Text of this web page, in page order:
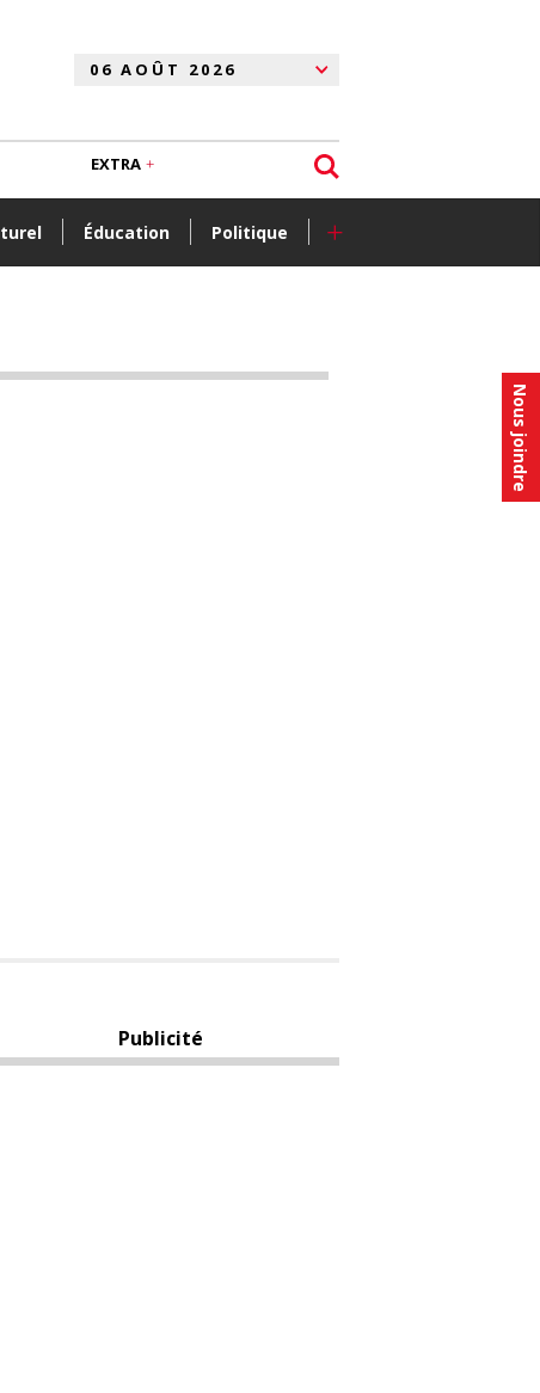
Nous joindre
Éducation Politique +
EXTRA
Publicité